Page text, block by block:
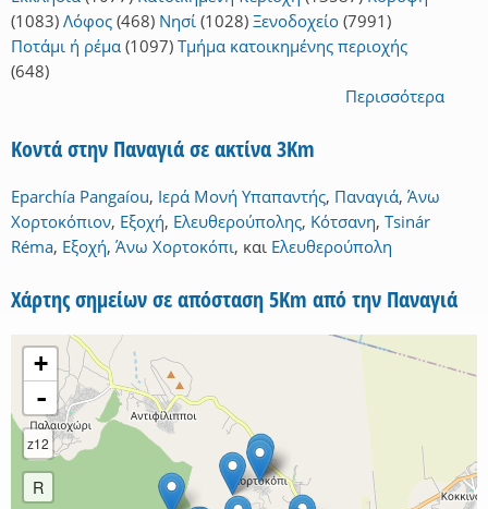
(1083) Λόφος (468) Νησί (1028) Ξενοδοχείο (7991)
Ποτάμι ή ρέμα (1097) Τμήμα κατοικημένης περιοχής
(648)
Περισσότερα
Κοντά στην Παναγιά σε ακτίνα 3Km
Eparchía Pangaíou, Ιερά Μονή Υπαπαντής, Παναγιά, Άνω
Χορτοκόπιον, Εξοχή, Ελευθερούπολης, Κότσανη, Tsinár
Réma, Εξοχή, Άνω Χορτοκόπι, και Ελευθερούπολη
Χάρτης σημείων σε απόσταση 5Km από την Παναγιά
+
-
z12
R